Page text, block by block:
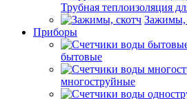
Трубная теплоизоляция
Зажимы,
Приборы
бытовые
многоструйные